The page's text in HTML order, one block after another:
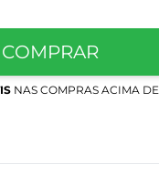
COMPRAR
NAS COMPRAS ACIMA DE